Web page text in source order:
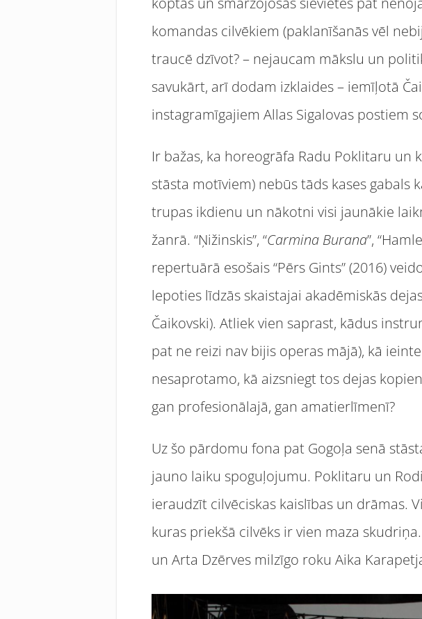
komandas cilvēkiem (paklanīšanās vēl
traucē dzīvot? – nejaucam mākslu un
savukārt, arī dodam izklaides – iemīļotā
instagramīgajiem Allas Sigalovas postiem
Ir bažas, ka horeogrāfa Radu Poklitaru un
stāsta motīviem) nebūs tāds kases gabals
trupas ikdienu un nākotni visi jaunākie
žanrā. “Ņižinskis”, “Carmina Burana”,
repertuārā esošais “Pērs Gints” (2016)
lepoties līdzās skaistajai akadēmiskās
Čaikovski). Atliek vien saprast, kādus
pat ne reizi nav bijis operas mājā), kā
nesaprotamo, kā aizsniegt tos dejas
gan profesionālajā, gan amatierlīmenī?
Uz šo pārdomu fona pat Gogoļa senā
jauno laiku spoguļojumu. Poklitaru un
ieraudzīt cilvēciskas kaislības un drāmas.
kuras priekšā cilvēks ir vien maza
un Arta Dzērves milzīgo roku Aika